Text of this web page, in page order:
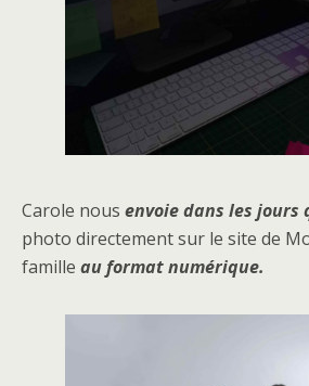
Carole nous envoie dans les jours
photo directement sur le site de
famille au format numérique.